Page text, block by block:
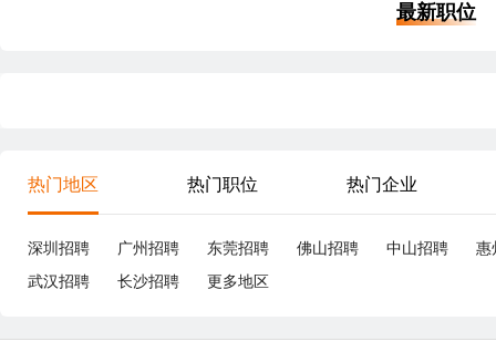
最新职位
热门地区 热门职位 热门企业
深圳招聘 广州招聘 东莞招聘 佛山招聘 中山招聘
惠
武汉招聘
长沙招聘 更多地区